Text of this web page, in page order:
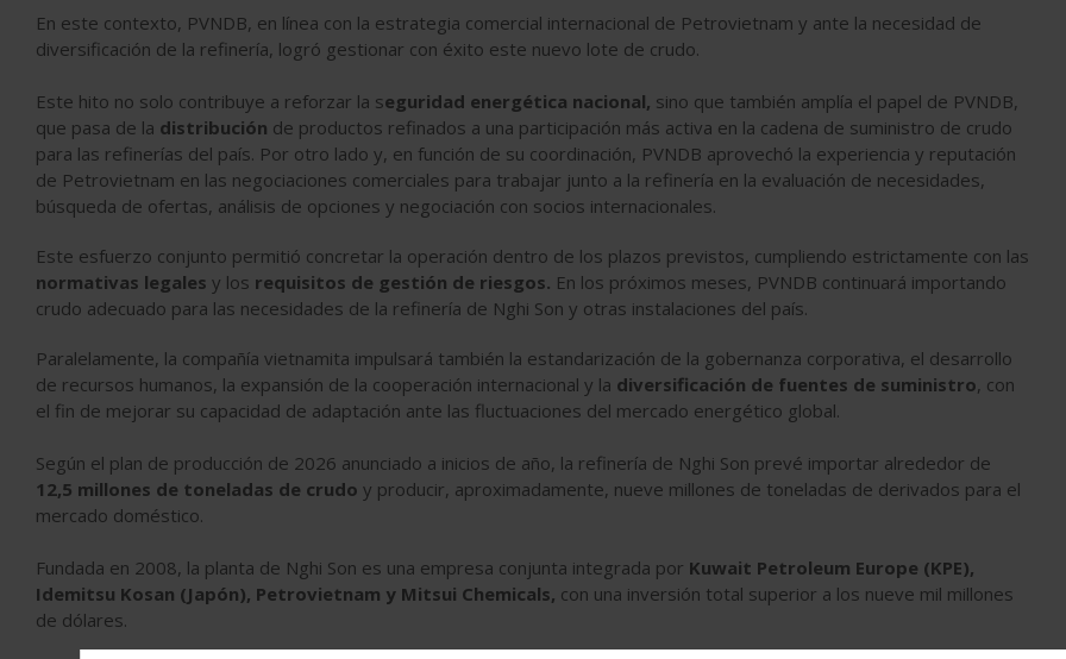
En este contexto, PVNDB, en línea con la estrategia comercial internacional de Petrovietnam y ante la necesidad de
diversificación de la refinería, logró gestionar con éxito este nuevo lote de crudo.
Este hito no solo contribuye a reforzar la seguridad energética nacional, sino que también amplía el papel de PVNDB,
que pasa de la distribución de productos refinados a una participación más activa en la cadena de suministro de crudo
para las refinerías del país. Por otro lado y, en función de su coordinación, PVNDB aprovechó la experiencia y reputación
de Petrovietnam en las negociaciones comerciales para trabajar junto a la refinería en la evaluación de necesidades,
búsqueda de ofertas, análisis de opciones y negociación con socios internacionales.
Este esfuerzo conjunto permitió concretar la operación dentro de los plazos previstos, cumpliendo estrictamente con las
normativas legales y los requisitos de gestión de riesgos. En los próximos meses, PVNDB continuará importando
crudo adecuado para las necesidades de la refinería de Nghi Son y otras instalaciones del país.
Paralelamente, la compañía vietnamita impulsará también la estandarización de la gobernanza corporativa, el desarrollo
de recursos humanos, la expansión de la cooperación internacional y la diversificación de fuentes de suministro, con
el fin de mejorar su capacidad de adaptación ante las fluctuaciones del mercado energético global.
Según el plan de producción de 2026 anunciado a inicios de año, la refinería de Nghi Son prevé importar alrededor de
12,5 millones de toneladas de crudo y producir, aproximadamente, nueve millones de toneladas de derivados para el
mercado doméstico.
Fundada en 2008, la planta de Nghi Son es una empresa conjunta integrada por Kuwait Petroleum Europe (KPE),
Idemitsu Kosan (Japón), Petrovietnam y Mitsui Chemicals, con una inversión total superior a los nueve mil millones
de dólares.